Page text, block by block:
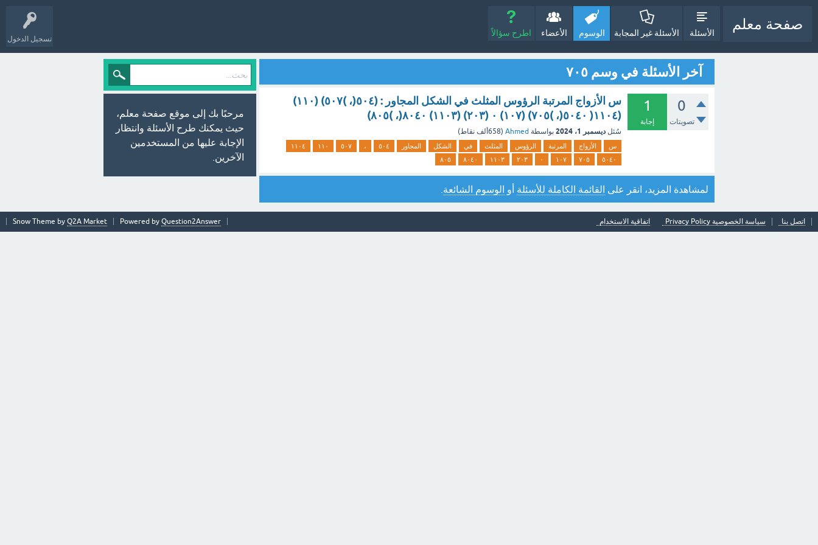
تسجيل الدخول
صفحة معلم
الأسئلة الأسئلة غير المجابة الوسوم الأعضاء اطرح سؤالاً
آخر الأسئلة في وسم ٧٠٥
0
تصويتات
1
إجابة
س الأزواج المرتبة الرؤوس المثلث في الشكل المجاور : (٥٠٤(، )٥٠٧) (۱۱۰)
(١١٠٤( ٥٠٤٠(، )٧٠٥) (۱۰۷) ۰ (۲۰۳) (۱۱۰۳) ٨٠٤٠(، )٨٠٥)
سُئل ديسمبر 1، 2024 بواسطة Ahmed
(658ألف نقاط)
س الأزواج المرتبة الرؤوس المثلث في الشكل المجاور ٥٠٤ ، ٥٠٧ ۱۱۰
١١٠٤
٥٠٤٠
٧٠٥ ۱۰۷ ۰ ۲۰۳ ۱۱۰۳ ٨٠٤٠ ٨٠٥
لمشاهدة المزيد، انقر على القائمة الكاملة للأسئلة أو الوسوم الشائعة
مرحبًا بك إلى موقع صفحة معلم،
حيث يمكنك طرح الأسئلة وانتظار
الإجابة عليها من المستخدمين
الآخرين.
اتصل بنا سياسة الخصوصية Privacy Policy اتفاقية الاستخدام Snow Theme by Q2A Market Powered by Question2Answer